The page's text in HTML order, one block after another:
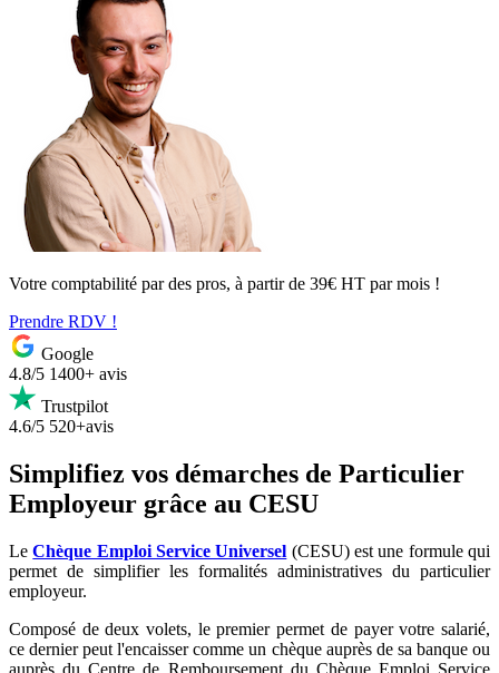
Votre comptabilité par des pros, à partir de 39€ HT par mois !
Prendre RDV !
Google
4.8/5 1400+ avis
Trustpilot
4.6/5 520+avis
Simplifiez vos démarches de Particulier
Employeur grâce au CESU
LeChèque Emploi Service Universel (CESU) est une formule qui
permet de simplifier les formalités administratives du particulier
employeur.
Composé de deux volets, le premier permet de payer votre salarié,
ce dernier peut l'encaisser comme un chèque auprès de sa banque ou
auprès du Centre de Remboursement du Chèque Emploi Service